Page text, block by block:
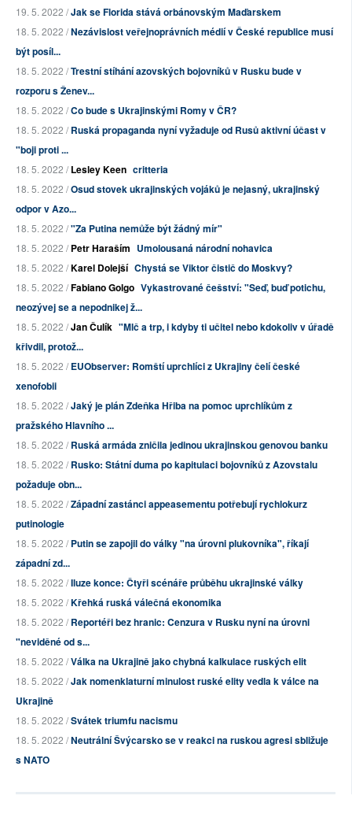
19. 5. 2022 /Jak se Florida stává orbánovským Maďarskem
18. 5. 2022 /Nezávislost veřejnoprávních médií v České republice musí
být posíl...
18. 5. 2022 /Trestní stíhání azovských bojovníků v Rusku bude v
rozporu s Ženev...
18. 5. 2022 /Co bude s Ukrajinskými Romy v ČR?
18. 5. 2022 /Ruská propaganda nyní vyžaduje od Rusů aktivní účast v
"boji proti ...
18. 5. 2022 /Lesley Keen critteria
18. 5. 2022 /Osud stovek ukrajinských vojáků je nejasný, ukrajinský
odpor v Azo...
18. 5. 2022 /"Za Putina nemůže být žádný mír"
18. 5. 2022 /Petr Haraším Umolousaná národní nohavica
18. 5. 2022 /Karel Dolejší Chystá se Viktor čistič do Moskvy?
18. 5. 2022 /Fabiano Golgo Vykastrované češství: "Seď, buď potichu,
neozývej se a nepodnikej ž...
18. 5. 2022 /Jan Čulík "Mlč a trp, i kdyby ti učitel nebo kdokoliv v úřadě
křivdil, protož...
18. 5. 2022 /EUObserver: Romští uprchlíci z Ukrajiny čelí české
xenofobii
18. 5. 2022 /Jaký je plán Zdeňka Hřiba na pomoc uprchlíkům z
pražského Hlavního ...
18. 5. 2022 /Ruská armáda zničila jedinou ukrajinskou genovou banku
18. 5. 2022 /Rusko: Státní duma po kapitulaci bojovníků z Azovstalu
požaduje obn...
18. 5. 2022 /Západní zastánci appeasementu potřebují rychlokurz
putinologie
18. 5. 2022 /Putin se zapojil do války "na úrovni plukovníka", říkají
západní zd...
18. 5. 2022 /Iluze konce: Čtyři scénáře průběhu ukrajinské války
18. 5. 2022 /Křehká ruská válečná ekonomika
18. 5. 2022 /Reportéři bez hranic: Cenzura v Rusku nyní na úrovni
"neviděné od s...
18. 5. 2022 /Válka na Ukrajině jako chybná kalkulace ruských elit
18. 5. 2022 /Jak nomenklaturní minulost ruské elity vedla k válce na
Ukrajině
18. 5. 2022 /Svátek triumfu nacismu
18. 5. 2022 /Neutrální Švýcarsko se v reakci na ruskou agresi sbližuje
s NATO